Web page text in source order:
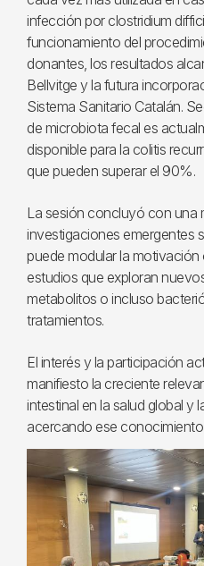
infección por clostridium
funcionamiento del
donantes, los resultados
Bellvitge y la futura
Sistema Sanitario Catalán.
de microbiota fecal es
disponible para la colitis
que pueden superar el 90%.
La sesión concluyó con una
investigaciones emergentes
puede modular la
estudios que exploran
metabolitos o incluso
tratamientos.
El interés y la participación
manifiesto la creciente
intestinal en la salud global y
acercando ese conocimiento